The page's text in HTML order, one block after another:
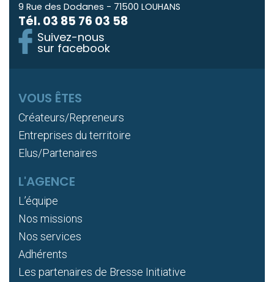
9 Rue des Dodanes - 71500 LOUHANS
Tél.03 85 76 03 58
Suivez-nous
sur facebook
VOUS ÊTES
Créateurs/Repreneurs
Entreprises du territoire
Elus/Partenaires
L'AGENCE
L’équipe
Nos missions
Nos services
Adhérents
Les partenaires de Bresse Initiative